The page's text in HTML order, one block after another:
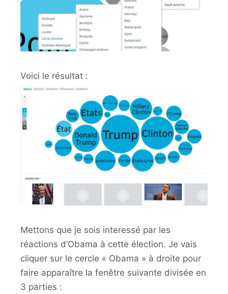
Voici le résultat :
Mettons que je sois interessé par les
réactions d’Obama à cette élection. Je vais
cliquer sur le cercle « Obama » à droite pour
faire apparaître la fenêtre suivante divisée en
3 parties :